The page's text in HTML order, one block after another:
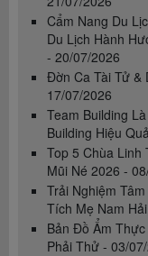
Cẩm Nang Du
Du Lịch Hành
- 20/07/2026
Đờn Ca Tài Tử &
17/07/2026
Team Building
Building Hiệu
Top 5 Chùa Linh
Mũi Né 2026 -
Trải Nghiệm
Tích Mẹ Nam
Bản Đồ Ẩm
Phải Thử - 03/